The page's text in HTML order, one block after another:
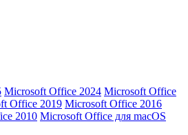
Microsoft Office 2024 Microsoft Office
Office 2019 Microsoft Office 2016
2010 Microsoft Office для macOS